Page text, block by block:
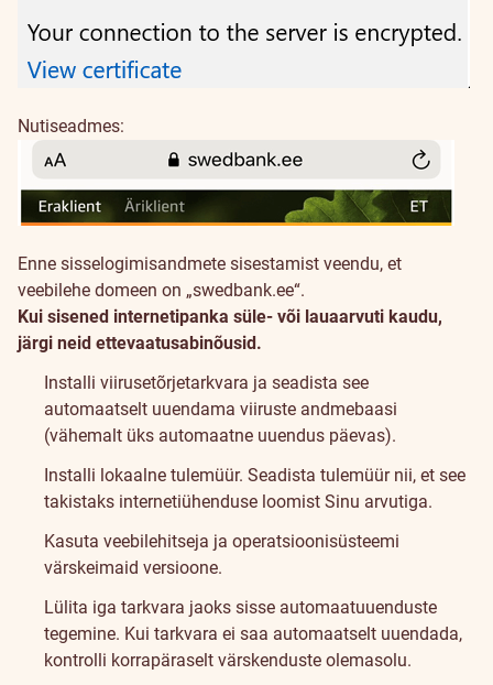
Nutiseadmes:
Enne sisselogimisandmete sisestamist veendu, et
veebilehe domeen on „swedbank.ee“.
Kui sisened internetipanka süle- või lauaarvuti kaudu,
järgi neid ettevaatusabinõusid.
Installi viirusetõrjetarkvara ja seadista see
automaatselt uuendama viiruste andmebaasi
(vähemalt üks automaatne uuendus päevas).
Installi lokaalne tulemüür. Seadista tulemüür nii, et see
takistaks internetiühenduse loomist Sinu arvutiga.
Kasuta veebilehitseja ja operatsioonisüsteemi
värskeimaid versioone.
Lülita iga tarkvara jaoks sisse automaatuuenduste
tegemine. Kui tarkvara ei saa automaatselt uuendada,
kontrolli korrapäraselt värskenduste olemasolu.